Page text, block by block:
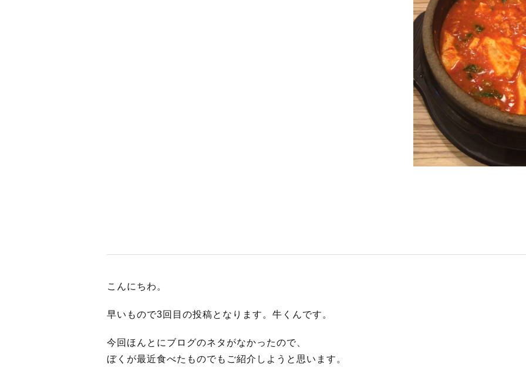
サイトマップ
約款
情報セキュリティ
プライバシーポリシ
こんにちわ。
早いもので3回目の投稿となります。牛くんです。
今回ほんとにブログのネタがなかったので、
ぼくが最近食べたものでもご紹介しようと思います。